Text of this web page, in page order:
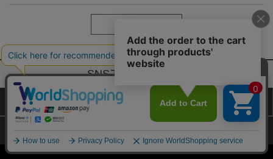
SNSアカウントー覧
サイトマップ 公式通販ご利用ガイド
Copyright (c) TAKARAJIMASHA,Inc. All Rights Reserved.